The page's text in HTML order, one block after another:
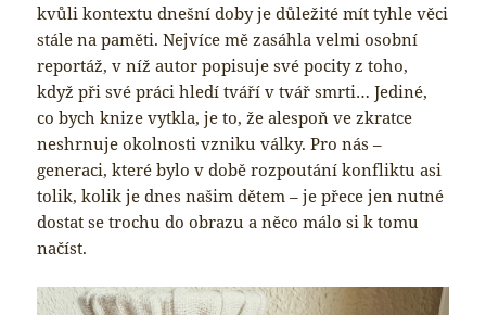
kvůli kontextu dnešní doby je důležité mít tyhle věci
stále na paměti. Nejvíce mě zasáhla velmi osobní
reportáž, v níž autor popisuje své pocity z toho,
když při své práci hledí tváří v tvář smrti… Jediné,
co bych knize vytkla, je to, že alespoň ve zkratce
neshrnuje okolnosti vzniku války. Pro nás –
generaci, které bylo v době rozpoutání konfliktu asi
tolik, kolik je dnes našim dětem – je přece jen nutné
dostat se trochu do obrazu a něco málo si k tomu
načíst.